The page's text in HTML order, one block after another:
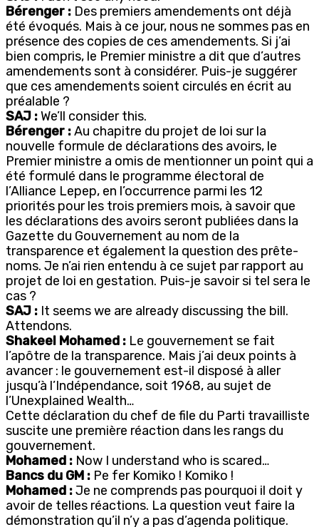
Bérenger : Des premiers amendements ont déjà
été évoqués. Mais à ce jour, nous ne sommes pas en
présence des copies de ces amendements. Si j’ai
bien compris, le Premier ministre a dit que d’autres
amendements sont à considérer. Puis-je suggérer
que ces amendements soient circulés en écrit au
préalable ?
SAJ :We’ll consider this.
Bérenger :Au chapitre du projet de loi sur la
nouvelle formule de déclarations des avoirs, le
Premier ministre a omis de mentionner un point qui a
été formulé dans le programme électoral de
l’Alliance Lepep, en l’occurrence parmi les 12
priorités pour les trois premiers mois, à savoir que
les déclarations des avoirs seront publiées dans la
Gazette du Gouvernement au nom de la
transparence et également la question des prête-
noms. Je n’ai rien entendu à ce sujet par rapport au
projet de loi en gestation. Puis-je savoir si tel sera le
cas ?
SAJ : It seems we are already discussing the bill.
Attendons.
Shakeel Mohamed : Le gouvernement se fait
l’apôtre de la transparence. Mais j’ai deux points à
avancer : le gouvernement est-il disposé à aller
jusqu’à l’Indépendance, soit 1968, au sujet de
l’Unexplained Wealth…
Cette déclaration du chef de file du Parti travailliste
suscite une première réaction dans les rangs du
gouvernement.
Mohamed : Now I understand who is scared…
Bancs du GM : Pe fer Komiko ! Komiko !
Mohamed :Je ne comprends pas pourquoi il doit y
avoir de telles réactions. La question veut faire la
démonstration qu’il n’y a pas d’agenda politique.